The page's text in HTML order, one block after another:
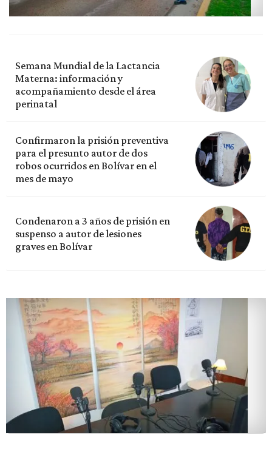
Semana Mundial de la Lactancia
Materna: información y
acompañamiento desde el área
perinatal
Confirmaron la prisión preventiva
para el presunto autor de dos
robos ocurridos en Bolívar en el
mes de mayo
Condenaron a 3 años de prisión en
suspenso a autor de lesiones
graves en Bolívar